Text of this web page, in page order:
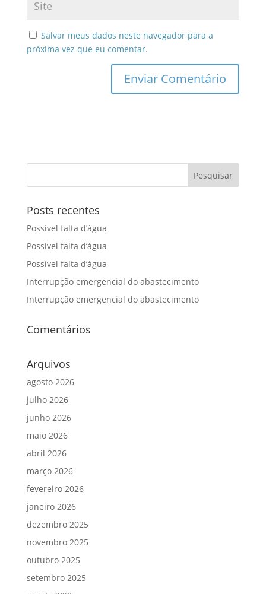
Salvar meus dados neste navegador para a
próxima vez que eu comentar.
Posts recentes
Possível falta d’água
Possível falta d’água
Possível falta d’água
Interrupção emergencial do abastecimento
Interrupção emergencial do abastecimento
Comentários
Arquivos
agosto 2026
julho 2026
junho 2026
maio 2026
abril 2026
março 2026
fevereiro 2026
janeiro 2026
dezembro 2025
novembro 2025
outubro 2025
setembro 2025